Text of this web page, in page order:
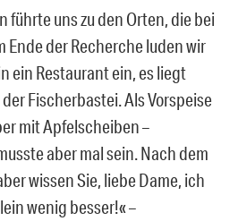
führte uns zu den Orten, die bei
Ende der Recherche luden wir
ein Restaurant ein, es liegt
Fischerbastei. Als Vorspeise
mit Apfelscheiben –
aber mal sein. Nach dem
wissen Sie, liebe Dame, ich
wenig besser!« –